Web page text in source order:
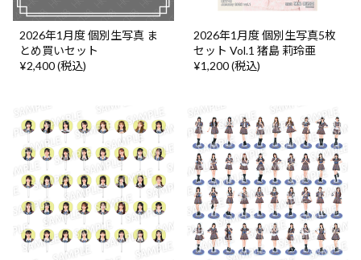
2026年1月度 個別生写真 ま
とめ買いセット
¥2,400 (税込)
2026年1月度 個別生写真5枚
セット Vol.1 猪島 莉玲亜
¥1,200 (税込)